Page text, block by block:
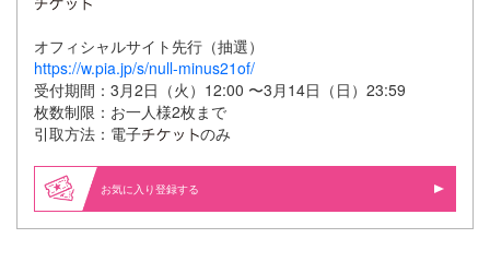
オフィシャルサイト先行（抽選）
https://w.pia.jp/s/null-minus21of/
受付期間：3月2日（火）12:00 〜3月14日（日）23:59
枚数制限：お一人様2枚まで
引取方法：電子
のみ
お気に入り登録する